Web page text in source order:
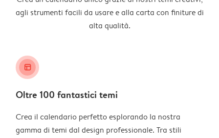
agli strumenti facili da usare e alla carta con finiture di
alta qualità.
layout_alt
Oltre 100 fantastici temi
Crea il calendario perfetto esplorando la nostra
gamma di temi dal design professionale. Tra stili